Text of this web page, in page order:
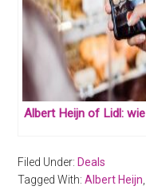
Albert Heijn of Lidl:
Filed Under: Deals
Tagged With:Albert Heijn,